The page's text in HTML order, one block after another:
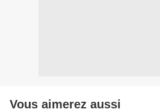
Vous aimerez aussi